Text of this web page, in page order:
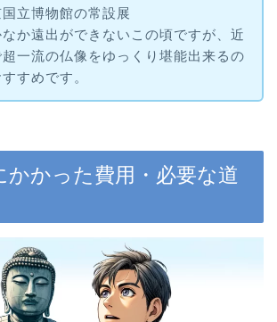
立博物館の常設展
なか遠出ができないこの頃ですが、近
超一流の仏像をゆっくり堪能出来るの
すめです。
かかった費用・必要な道